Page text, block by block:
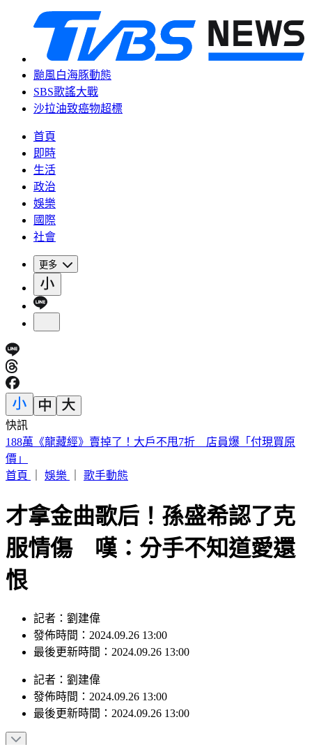
颱風白海豚動態
SBS歌謠大戰
沙拉油致癌物超標
首頁
即時
生活
政治
娛樂
國際
社會
更多
快訊
遠見天下創辦人高希均90歲辭世！「長壽5秘訣」曝 醫生也
認同
首頁
娛樂 歌手動態
才拿金曲歌后！孫盛希認了克
服情傷 嘆：分手不知道愛還
恨
記者：劉建偉
發佈時間：2024.09.26 13:00
最後更新時間：2024.09.26 13:00
記者 ： 劉建偉
發佈時間： 2024.09.26 13:00
最後更新時間： 2024.09.26 13:00